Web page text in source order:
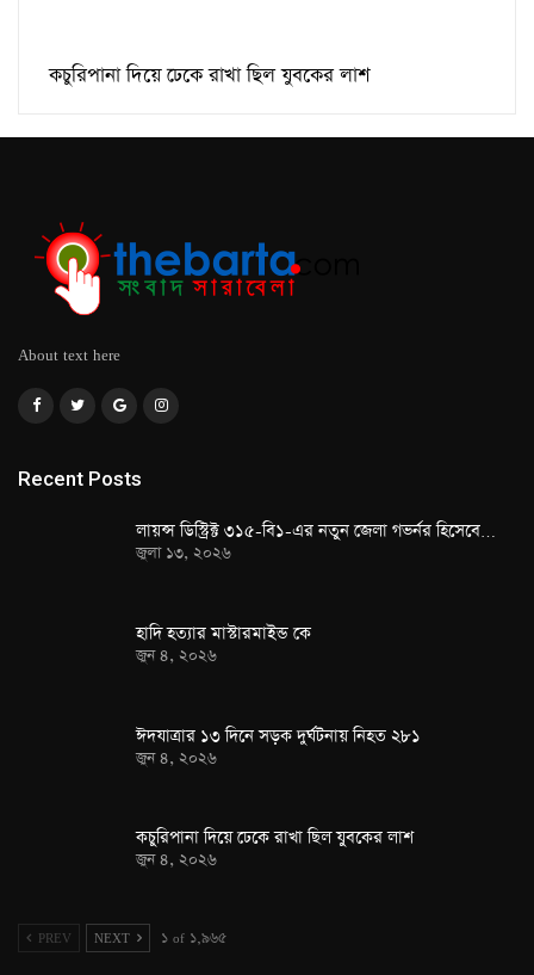
কচুরিপানা দিয়ে ঢেকে রাখা ছিল যুবকের লাশ
About text here
Recent Posts
লায়ন্স ডিস্ট্রিক্ট ৩১৫-বি১-এর নতুন জেলা গভর্নর হিসেবে…
জুলা ১৩, ২০২৬
হাদি হত্যার মাস্টারমাইন্ড কে
জুন ৪, ২০২৬
ঈদযাত্রার ১৩ দিনে সড়ক দুর্ঘটনায় নিহত ২৮১
জুন ৪, ২০২৬
কচুরিপানা দিয়ে ঢেকে রাখা ছিল যুবকের লাশ
জুন ৪, ২০২৬
PREV NEXT ১ of ১,৯৬৫